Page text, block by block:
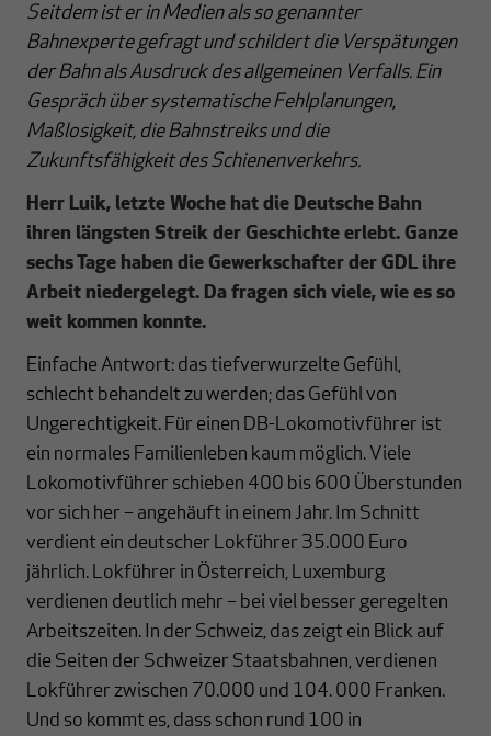
Seitdem ist er in Medien als so genannter
Bahnexperte gefragt und schildert die Verspätungen
der Bahn als Ausdruck des allgemeinen Verfalls. Ein
Gespräch über systematische Fehlplanungen,
Maßlosigkeit, die Bahnstreiks und die
Zukunftsfähigkeit des Schienenverkehrs.
Herr Luik, letzte Woche hat die Deutsche Bahn
ihren längsten Streik der Geschichte erlebt. Ganze
sechs Tage haben die Gewerkschafter der GDL ihre
Arbeit niedergelegt. Da fragen sich viele, wie es so
weit kommen konnte.
Einfache Antwort: das tiefverwurzelte Gefühl,
schlecht behandelt zu werden; das Gefühl von
Ungerechtigkeit. Für einen DB-Lokomotivführer ist
ein normales Familienleben kaum möglich. Viele
Lokomotivführer schieben 400 bis 600 Überstunden
vor sich her – angehäuft in einem Jahr. Im Schnitt
verdient ein deutscher Lokführer 35.000 Euro
jährlich. Lokführer in Österreich, Luxemburg
verdienen deutlich mehr – bei viel besser geregelten
Arbeitszeiten. In der Schweiz, das zeigt ein Blick auf
die Seiten der Schweizer Staatsbahnen, verdienen
Lokführer zwischen 70.000 und 104. 000 Franken.
Und so kommt es, dass schon rund 100 in